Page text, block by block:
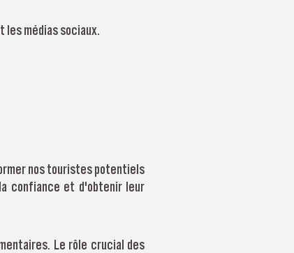
médias sociaux.
nos touristes potentiels
confiance et d'obtenir leur
Le rôle crucial des